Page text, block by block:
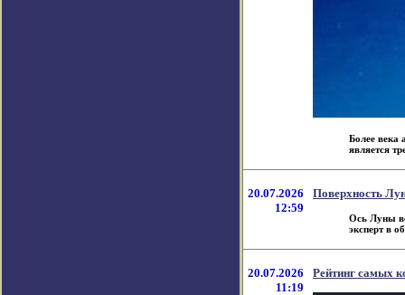
Более века
является
20.07.2026
12:59
Поверхность
Ось Луны
эксперт в
20.07.2026
11:19
Рейтинг самых